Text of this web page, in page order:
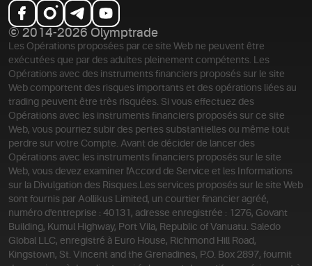
© 2014-2026 Olymptrade
Les Opérations proposées par ce site Web ne peuvent être
exécutées que par des adultes pleinement compétents. Les
Opérations avec des instruments financiers proposés sur le site
Web comportent des risques importants et des opérations liées au
trading peuvent être très risquées. Si vous effectuez des
Opérations avec les instruments financiers proposés sur ce site
Web, vous pourriez subir des pertes substantielles ou même tout
perdre sur votre Compte. Avant de décider de lancer des
Opérations avec les instruments financiers proposés sur le site
Web, vous devez examiner l'Accord de Service et les Informations
sur la Divulgation des Risques. Les services proposés sur le site Web
sont fournis par Aollikus Limited, un courtier financier agréé,
numéro d'entreprise : 40131, adresse enregistrée : 1276, Govant
Building, Kumul Highway, Port Vila, Republic of Vanuatu. Saledo
Global LLC, enregistré à Euro House, Richmond Hill Road,
Kingstown, St. Vincent and the Grenadines, P.O. Box 2897, fournit